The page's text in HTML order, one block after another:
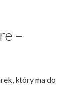
–
który ma do